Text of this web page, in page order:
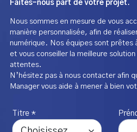
Faites-nous part de votre projet.
Nous sommes en mesure de vous
manière personnalisée, afin de
numérique. Nos équipes sont prêtes
et vous conseiller la meilleure
attentes.
N’hésitez pas à nous contacter afin
Manager vous aide à mener à bien
Titre *